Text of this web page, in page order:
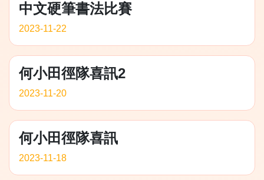
中文硬筆書法比賽
2023-11-22
何小田徑隊喜訊2
2023-11-20
何小田徑隊喜訊
2023-11-18